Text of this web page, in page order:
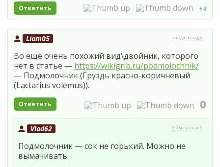
Ответить +4
Liam05 4 года назад #
Во еще очень похожий вид\двойник, которого
нет в статье — https://wikigrib.ru/podmolochnik/
— Подмолочник (Груздь красно-коричневый
(Lactarius volemus)).
Ответить 0
Vlad62 3 года назад #
Подмолочник — сок не горький. Можно не
вымачивать.